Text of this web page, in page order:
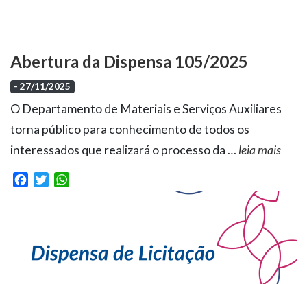
Abertura da Dispensa 105/2025
- 27/11/2025
O Departamento de Materiais e Serviços Auxiliares
torna público para conhecimento de todos os
interessados que realizará o processo da …leia mais
Facebook
Twitter